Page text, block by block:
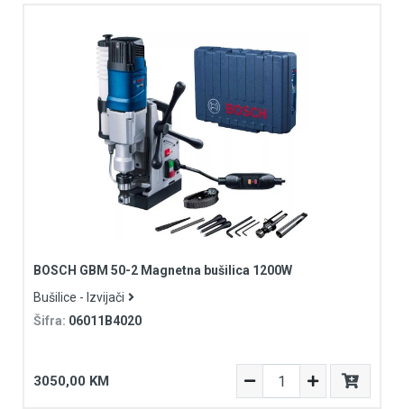
BOSCH GBM 50-2 Magnetna bušilica 1200W
Bušilice - Izvijači
Šifra: 06011B4020
3050,00 KM